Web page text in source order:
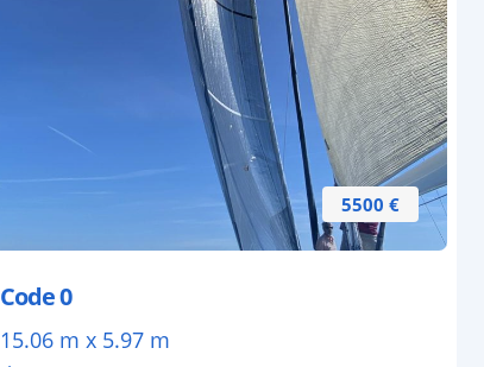
5500 €
Code 0
15.06 m x 5.97 m